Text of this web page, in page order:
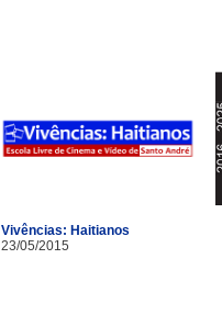
Vivências: Haitianos
23/05/2015